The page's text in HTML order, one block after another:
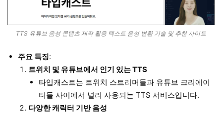
TTS 유튜브 음성 콘텐츠 제작 활용 텍스트 음성 변환 기술 및 추천 사이트
주요 특징:
트위치 및 유튜브에서 인기 있는 TTS
타입캐스트는 트위치 스트리머들과 유튜브 크리에이
터들 사이에서 널리 사용되는 TTS 서비스입니다.
다양한 캐릭터 기반 음성